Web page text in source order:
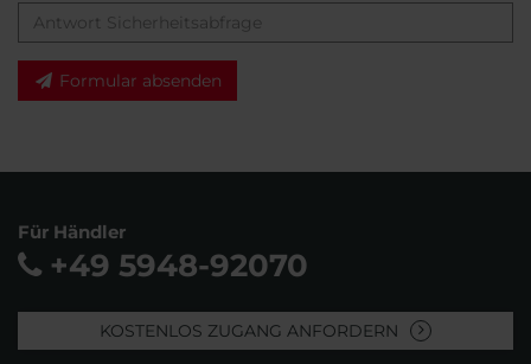
Formular absenden
Für Händler
+49 5948-92070
KOSTENLOS ZUGANG ANFORDERN